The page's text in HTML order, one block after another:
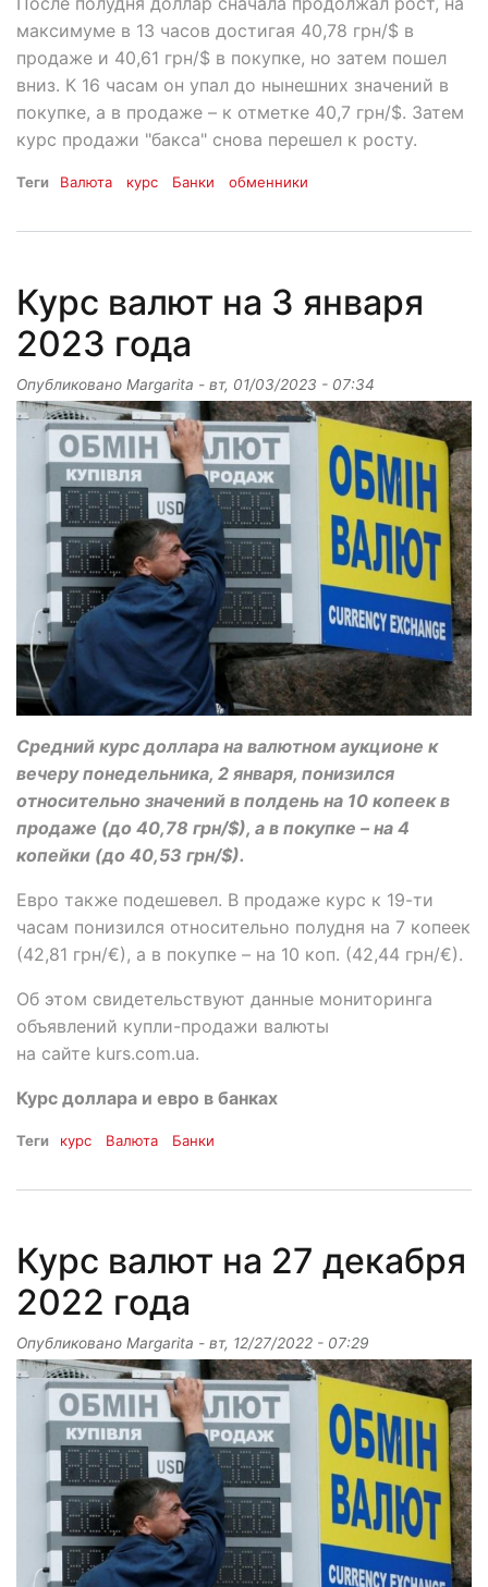
максимуме в 13 часов достигая 40,78 грн/$ в
продаже и 40,61 грн/$ в покупке, но затем пошел
вниз. К 16 часам он упал до нынешних значений в
покупке, а в продаже – к отметке 40,7 грн/$. Затем
курс продажи "бакса" снова перешел к росту.
Теги Валюта курс Банки обменники
Курс валют на 3 января
2023 года
Опубликовано Margarita - вт, 01/03/2023 - 07:34
Средний курс доллара на валютном аукционе к
вечеру понедельника, 2 января, понизился
относительно значений в полдень на 10 копеек в
продаже (до 40,78 грн/$), а в покупке – на 4
копейки (до 40,53 грн/$).
Евро также подешевел. В продаже курс к 19-ти
часам понизился относительно полудня на 7 копеек
(42,81 грн/€), а в покупке – на 10 коп. (42,44 грн/€).
Об этом свидетельствуют данные мониторинга
объявлений купли-продажи валюты
на сайте kurs.com.ua.
Курс доллара и евро в банках
Теги курс Валюта Банки
Курс валют на 27 декабря
2022 года
Опубликовано Margarita - вт, 12/27/2022 - 07:29